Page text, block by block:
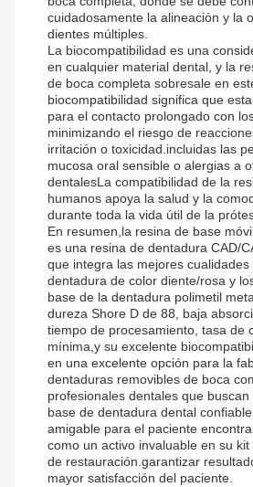
cuidadosamente la alineación y la
dientes múltiples.
La biocompatibilidad es una
en cualquier material dental, y la
de boca completa sobresale en
biocompatibilidad significa que
para el contacto prolongado con
minimizando el riesgo de
irritación o toxicidad.incluidas las
mucosa oral sensible o alergias a
dentalesLa compatibilidad de la
humanos apoya la salud y la
durante toda la vida útil de la
En resumen,la resina de base
es una resina de dentadura CAD/
que integra las mejores
dentadura de color diente/rosa y
base de la dentadura polimetil
dureza Shore D de 88, baja
tiempo de procesamiento, tasa de
mínima,y su excelente
en una excelente opción para la
dentaduras removibles de boca
profesionales dentales que
base de dentadura dental
amigable para el paciente
como un activo invaluable en su
de restauración.garantizar
mayor satisfacción del paciente.